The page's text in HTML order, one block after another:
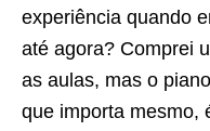
experiência quando
até agora? Comprei
as aulas, mas o
que importa mesmo,